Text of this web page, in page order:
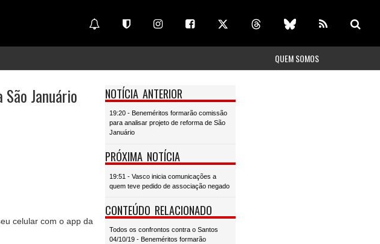
QUEM SOMOS
Januário
celular com o app da
NOTÍCIA ANTERIOR
19:20 - Beneméritos formarão comissão
para analisar projeto de reforma de São
Januário
PRÓXIMA NOTÍCIA
19:51 - Vasco inicia comunicações a
quem teve pedido de associação negado
CONTEÚDO RELACIONADO
Todos os confrontos contra o Santos
04/10/19 - Beneméritos formarão